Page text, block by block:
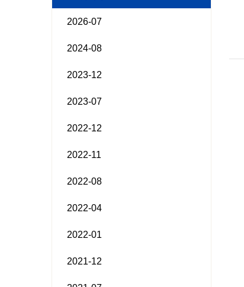
2026-07
2024-08
2023-12
2023-07
2022-12
2022-11
2022-08
2022-04
2022-01
2021-12